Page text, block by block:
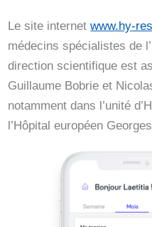
Le site internetwww.hy-
médecins spécialistes de
direction scientifique est
Guillaume Bobrie et
notamment dans l’unité
l’Hôpital européen